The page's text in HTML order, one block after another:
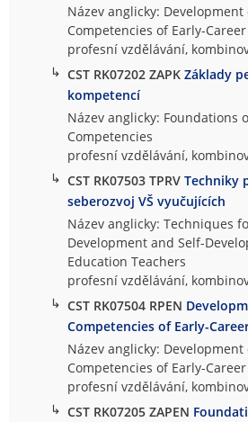
Název anglicky: Development
Competencies of Early-
profesní vzdělávání,
↳ CST RK07202 ZAPKZáklady
kompetencí
Název anglicky: Foundations
Competencies
profesní vzdělávání,
↳ CST RK07503 TPRVTechniky
seberozvoj VŠ vyučujících
Název anglicky: Techniques
Development and Self-
Education Teachers
profesní vzdělávání,
↳ CST RK07504 RPEN
Competencies of Early-
Název anglicky: Development
Competencies of Early-
profesní vzdělávání,
↳ CST RK07205 ZAPEN